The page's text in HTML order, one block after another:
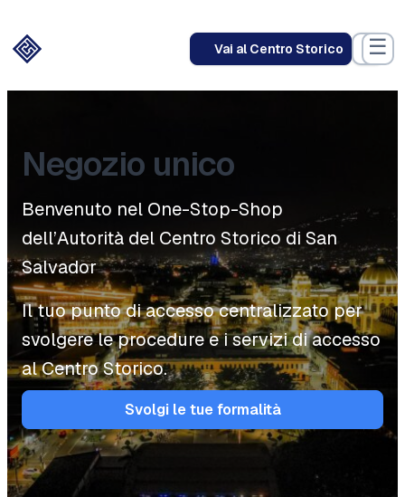
al
contenuto
Vai al Centro Storico ☰
Negozio unico
Benvenuto nel One-Stop-Shop
dell’Autorità del Centro Storico di San
Salvador
Il tuo punto di accesso centralizzato per
svolgere le procedure e i servizi di accesso
al Centro Storico.
Svolgi le tue formalità